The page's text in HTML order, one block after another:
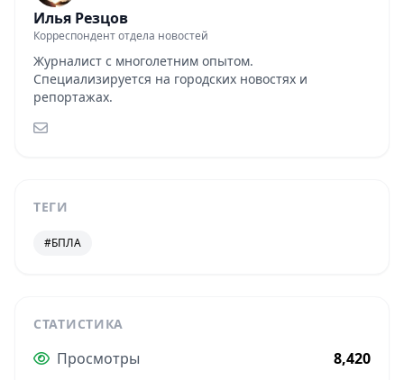
Илья Резцов
Корреспондент отдела новостей
Журналист с многолетним опытом.
Специализируется на городских новостях и
репортажах.
ТЕГИ
#БПЛА
СТАТИСТИКА
Просмотры
8,420